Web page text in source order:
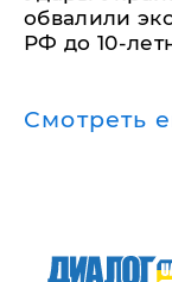
обвалили
РФ до 10-
Смотреть